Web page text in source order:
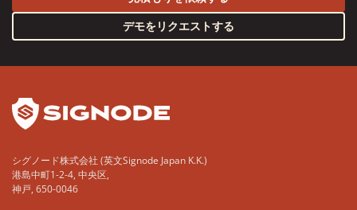
デモをリクエストする
シグノード株式会社 (英文Signode Japan K.K.)
港島中町1-2-4, 中央区,
神戸, 650-0046